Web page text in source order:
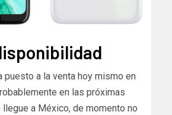
puesto a la venta hoy mismo en
en las próximas
a México, de momento no